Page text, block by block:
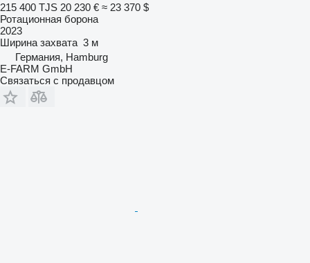
215 400 TJS 20 230 € ≈ 23 370 $
Ротационная борона
2023
Ширина захвата 3 м
Германия, Hamburg
E-FARM GmbH
Связаться с продавцом